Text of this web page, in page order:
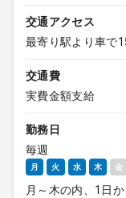
交通アクセス
最寄り駅より車で
交通費
実費金額支給
勤務日
毎週
月 火 水 木 金
月～木の内、1日